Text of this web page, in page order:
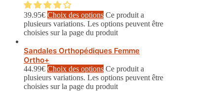
39.95€ Choix des options Ce produit a
plusieurs variations. Les options peuvent être
choisies sur la page du produit
Sandales Orthopédiques Femme
Ortho+
44.99€ Choix des options Ce produit a
plusieurs variations. Les options peuvent être
choisies sur la page du produit